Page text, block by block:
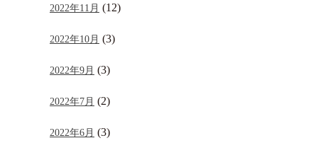
2022年11月 (12)
2022年10月 (3)
2022年9月 (3)
2022年7月 (2)
2022年6月 (3)